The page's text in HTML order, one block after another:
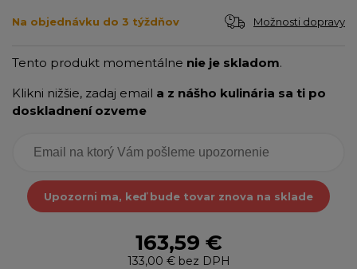
Na objednávku do 3 týždňov Možnosti dopravy
Tento produkt momentálne nie je skladom.
Klikni nižšie, zadaj email a z nášho kulinária sa ti po
doskladnení ozveme
Upozorni ma, keď bude tovar znova na sklade
163,59 €
133,00 €bez DPH